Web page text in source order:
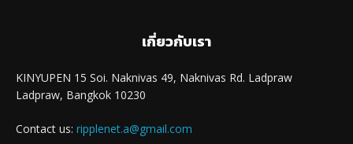
เกี่ยวกับเรา
KINYUPEN 15 Soi. Naknivas 49, Naknivas Rd. Ladpraw
Ladpraw, Bangkok 10230
Contact us: ripplenet.a@gmail.com